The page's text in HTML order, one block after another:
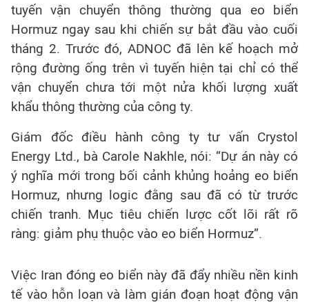
tuyến vận chuyển thông thường qua eo biển
Hormuz ngay sau khi chiến sự bắt đầu vào cuối
tháng 2. Trước đó, ADNOC đã lên kế hoạch mở
rộng đường ống trên vì tuyến hiện tại chỉ có thể
vận chuyển chưa tới một nửa khối lượng xuất
khẩu thông thường của công ty.
Giám đốc điều hành công ty tư vấn Crystol
Energy Ltd., bà Carole Nakhle, nói: “Dự án này có
ý nghĩa mới trong bối cảnh khủng hoảng eo biển
Hormuz, nhưng logic đằng sau đã có từ trước
chiến tranh. Mục tiêu chiến lược cốt lõi rất rõ
ràng: giảm phụ thuộc vào eo biển Hormuz”.
Việc Iran đóng eo biển này đã đẩy nhiều nền kinh
tế vào hỗn loạn và làm gián đoạn hoạt động vận